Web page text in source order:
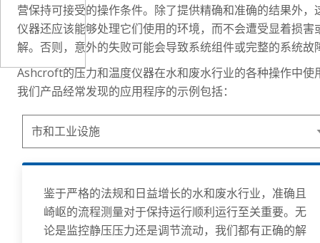
营保持可接受的操作条件。除了提供精确和准确的结果外，
仪器还应该能够处理它们使用的环境，而不会遭受显着损害
解。否则，意外的失败可能会导致系统组件或完整的系统故
Ashcroft的压力和温度仪器在水和废水行业的各种操作中使
我们产品经常发现的应用程序的示例包括：
鉴于严格的法规和日益增长的水和废水行业，准确且
崎岖的流程测量对于保持运行顺利运行至关重要。无
论是监控静压压力还是调节流动，我们都有正确的解